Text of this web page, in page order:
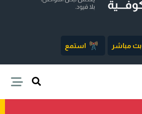
بث مباشر استمع